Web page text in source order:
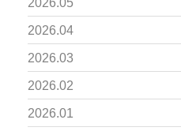
2026.05
2026.04
2026.03
2026.02
2026.01